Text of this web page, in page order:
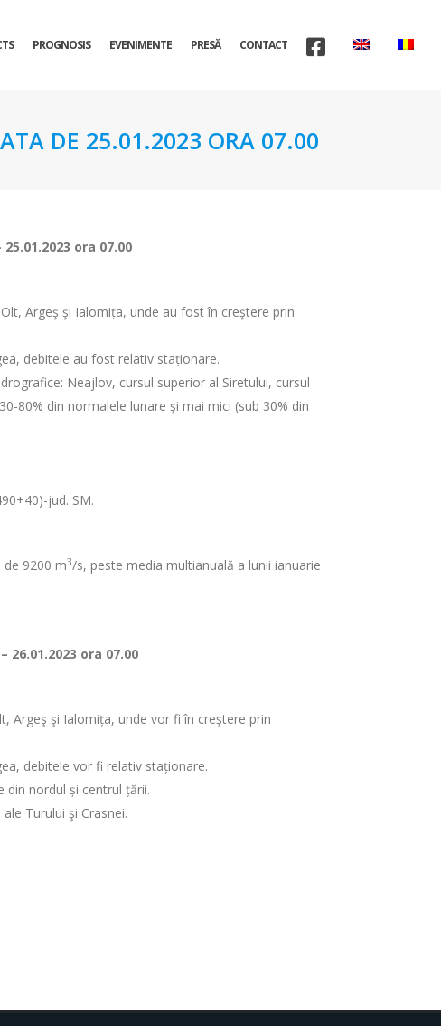
PROGNOSIS EVENIMENTE PRESĂ CONTACT
DE 25.01.2023 ORA 07.00
25.01.2023 ora 07.00
Argeş şi Ialomița, unde au fost în creştere prin
debitele au fost relativ staționare.
Neajlov, cursul superior al Siretului, cursul
80% din normalele lunare şi mai mici (sub 30% din
jud. SM.
de 9200 m3/s, peste media multianuală a lunii ianuarie
26.01.2023 ora 07.00
Argeş şi Ialomița, unde vor fi în creştere prin
debitele vor fi relativ staționare.
din nordul și centrul țării.
Turului şi Crasnei.